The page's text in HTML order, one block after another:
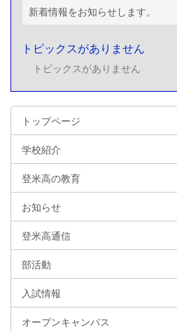
新着情報をお知らせします。
トピックスがありません
トピックスがありません
トップページ
学校紹介
登米高の教育
お知らせ
登米高通信
部活動
入試情報
オープンキャンパス